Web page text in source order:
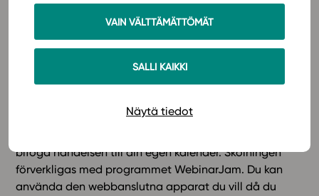
VAIN VÄLTTÄMÄTTÖMÄT
SALLI KAIKKI
Näytä tiedot
Studeo-konceptet.
Du kan anmäla dighär.
Du får en bekräftelse om din anmälan via epost. Du får
bifoga händelsen till din egen kalender. Skolningen
förverkligas med programmet WebinarJam. Du kan
använda den webbanslutna apparat du vill då du